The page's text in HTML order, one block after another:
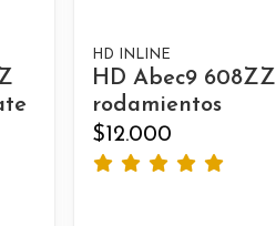
HD INLINE
HD Abec9 608ZZ
rodamientos
$12.000